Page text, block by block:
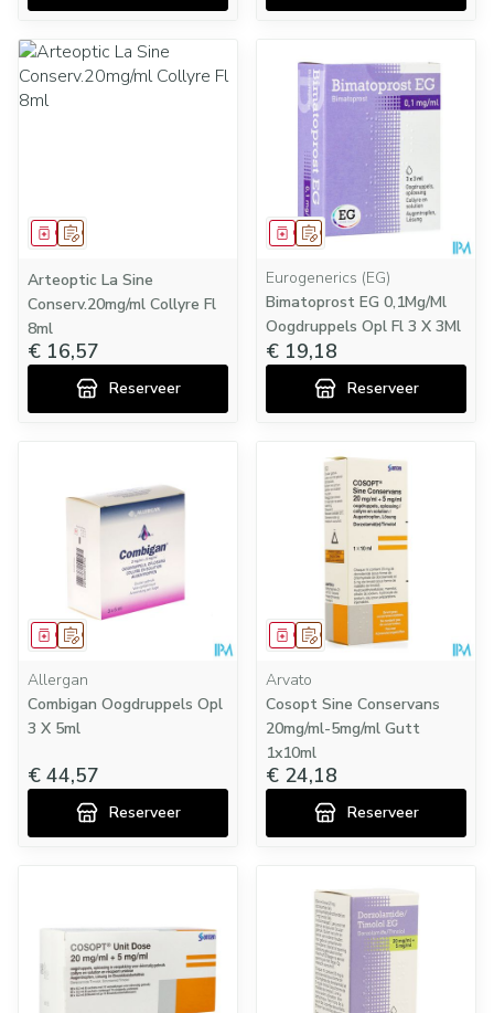
Op voorschrift
Geneesmiddel
Arteoptic La Sine
Conserv.20mg/ml Collyre Fl
8ml
€ 16,57
Reserveer
Op voorschrift
Geneesmiddel
Eurogenerics (EG)
Bimatoprost EG 0,1Mg/Ml
Oogdruppels Opl Fl 3 X 3Ml
€ 19,18
Reserveer
Op voorschrift
Geneesmiddel
Allergan
Combigan Oogdruppels Opl
3 X 5ml
€ 44,57
Reserveer
Op voorschrift
Geneesmiddel
Arvato
Cosopt Sine Conservans
20mg/ml-5mg/ml Gutt
1x10ml
€ 24,18
Reserveer